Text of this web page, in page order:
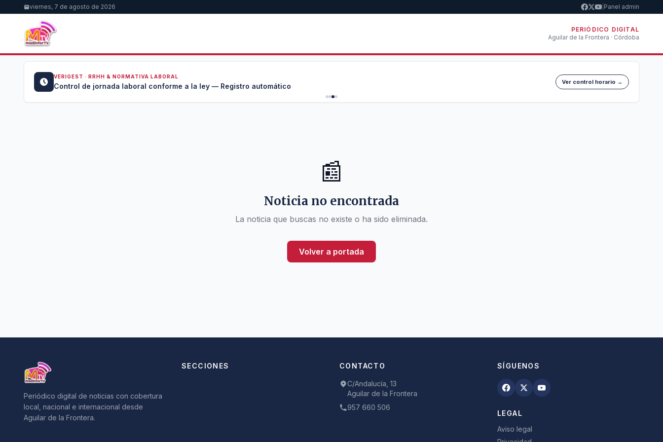
viernes, 7 de agosto de 2026 Panel admin
PERIÓDICO DIGITAL
Aguilar de la Frontera · Córdoba
VERIGEST · RRHH & NORMATIVA LABORAL
Control de jornada laboral conforme a la ley — Registro automático Ver control horario →
📰
Noticia no encontrada
La noticia que buscas no existe o ha sido eliminada.
Volver a portada
Periódico digital de noticias con cobertura
local, nacional e internacional desde
Aguilar de la Frontera.
SECCIONES CONTACTO
C/Andalucía, 13
Aguilar de la Frontera
957 660 506
SÍGUENOS
LEGAL
Aviso legal